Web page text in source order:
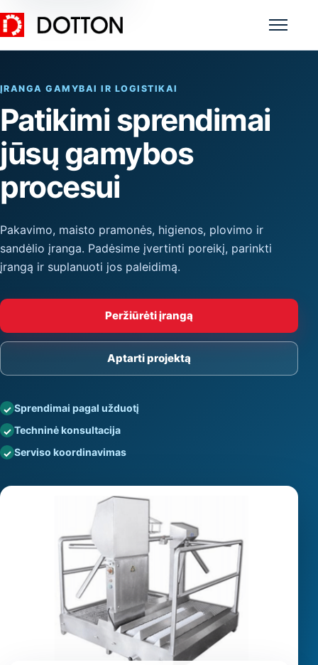
ĮRANGA GAMYBAI IR LOGISTIKAI
Patikimi sprendimai
jūsų gamybos
procesui
Pakavimo, maisto pramonės, higienos, plovimo ir
sandėlio įranga. Padėsime įvertinti poreikį, parinkti
įrangą ir suplanuoti jos paleidimą.
Peržiūrėti įrangą
Aptarti projektą
Sprendimai pagal užduotį
Techninė konsultacija
Serviso koordinavimas